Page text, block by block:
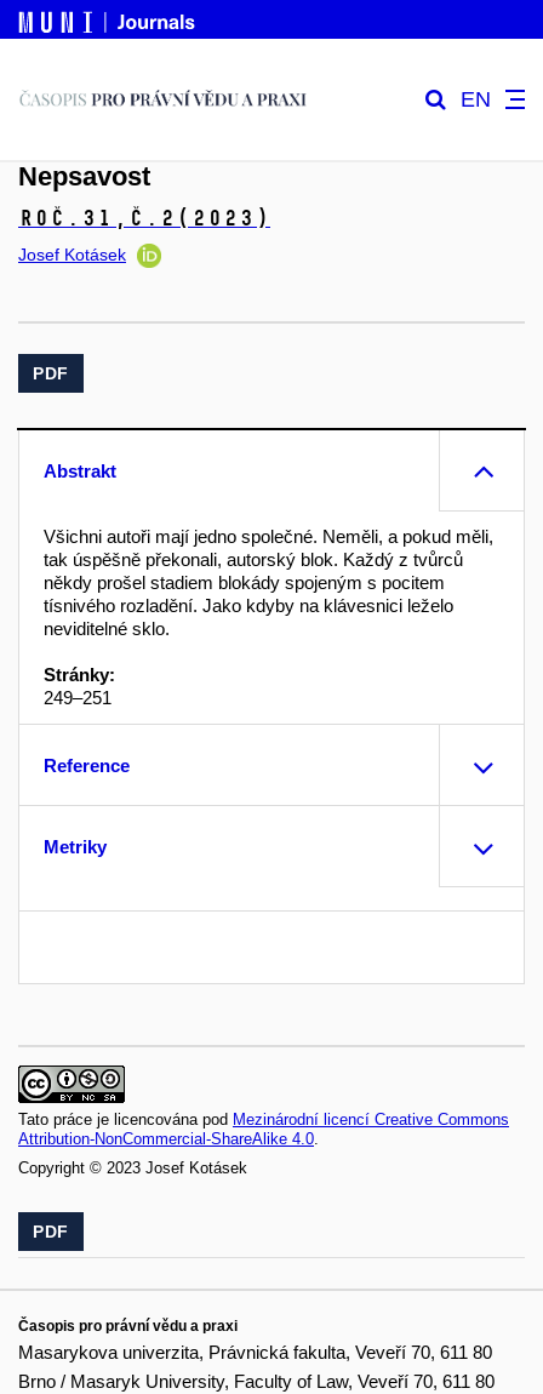
EN
Nepsavost
Roč.31, č.2 (2023)
Josef Kotásek
PDF
Abstrakt
Všichni autoři mají jedno společné. Neměli, a pokud měli,
tak úspěšně překonali, autorský blok. Každý z tvůrců
někdy prošel stadiem blokády spojeným s pocitem
tísnivého rozladění. Jako kdyby na klávesnici leželo
neviditelné sklo.
Stránky:
249–251
Reference
Metriky
Tato práce je licencována pod Mezinárodní licencí Creative Commons
Attribution-NonCommercial-ShareAlike 4.0.
Copyright © 2023 Josef Kotásek
PDF
Časopis pro právní vědu a praxi
Masarykova univerzita, Právnická fakulta, Veveří 70, 611 80
Brno / Masaryk University, Faculty of Law, Veveří 70, 611 80